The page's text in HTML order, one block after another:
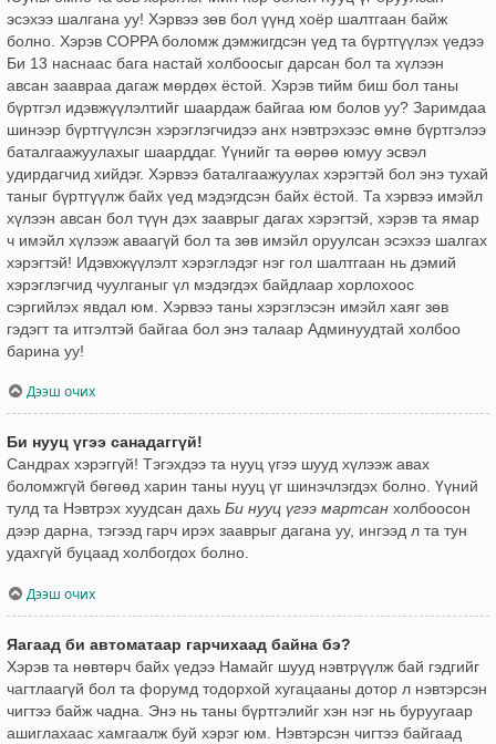
эсэхээ шалгана уу! Хэрвээ зөв бол үүнд хоёр шалтгаан байж
болно. Хэрэв COPPA боломж дэмжигдсэн үед та бүртгүүлэх үедээ
Би 13 наснаас бага настай холбоосыг дарсан бол та хүлээн
авсан заавраа дагаж мөрдөх ёстой. Хэрэв тийм биш бол таны
бүртгэл идэвжүүлэлтийг шаардаж байгаа юм болов уу? Заримдаа
шинээр бүртгүүлсэн хэрэглэгчидээ анх нэвтрэхээс өмнө бүртгэлээ
баталгаажуулахыг шаарддаг. Үүнийг та өөрөө юмуу эсвэл
удирдагчид хийдэг. Хэрвээ баталгаажуулах хэрэгтэй бол энэ тухай
таныг бүртгүүлж байх үед мэдэгдсэн байх ёстой. Та хэрвээ имэйл
хүлээн авсан бол түүн дэх зааврыг дагах хэрэгтэй, хэрэв та ямар
ч имэйл хүлээж аваагүй бол та зөв имэйл оруулсан эсэхээ шалгах
хэрэгтэй! Идэвхжүүлэлт хэрэглэдэг нэг гол шалтгаан нь дэмий
хэрэглэгчид чуулганыг үл мэдэгдэх байдлаар хорлохоос
сэргийлэх явдал юм. Хэрвээ таны хэрэглэсэн имэйл хаяг зөв
гэдэгт та итгэлтэй байгаа бол энэ талаар Админуудтай холбоо
барина уу!
Дээш очих
Би нууц үгээ санадаггүй!
Сандрах хэрэггүй! Тэгэхдээ та нууц үгээ шууд хүлээж авах
боломжгүй бөгөөд харин таны нууц үг шинэчлэгдэх болно. Үүний
тулд та Нэвтрэх хуудсан дахь Би нууц үгээ мартсан холбоосон
дээр дарна, тэгээд гарч ирэх зааврыг дагана уу, ингээд л та тун
удахгүй буцаад холбогдох болно.
Дээш очих
Яагаад би автоматаар гарчихаад байна бэ?
Хэрэв та нөвтөрч байх үедээ Намайг шууд нэвтрүүлж бай гэдгийг
чагтлаагүй бол та форумд тодорхой хугацааны дотор л нэвтэрсэн
чигтээ байж чадна. Энэ нь таны бүртгэлийг хэн нэг нь буруугаар
ашиглахаас хамгаалж буй хэрэг юм. Нэвтэрсэн чигтээ байгаад